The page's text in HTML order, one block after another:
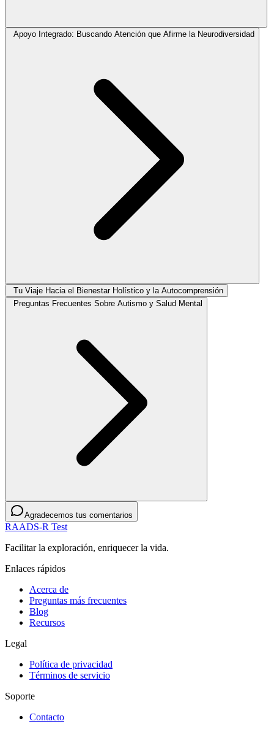
Apoyo Integrado: Buscando Atención que Afirme la Neurodiversidad
Tu Viaje Hacia el Bienestar Holístico y la Autocomprensión
Preguntas Frecuentes Sobre Autismo y Salud Mental
Agradecemos tus comentarios
RAADS-R Test
Facilitar la exploración, enriquecer la vida.
Enlaces rápidos
Acerca de
Preguntas más frecuentes
Blog
Recursos
Legal
Política de privacidad
Términos de servicio
Soporte
Contacto